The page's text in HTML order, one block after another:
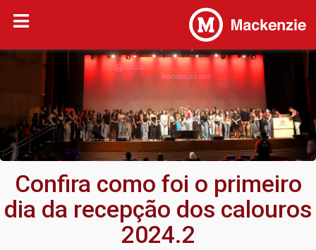
Confira como foi o primeiro
dia da recepção dos calouros
2024.2